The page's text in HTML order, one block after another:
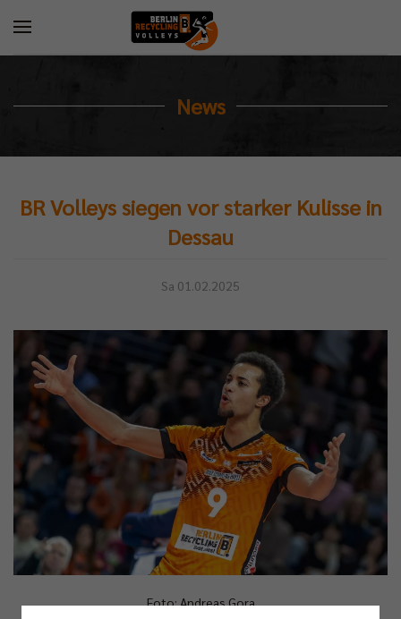
News
BR Volleys siegen vor starker Kulisse in
Dessau
Sa 01.02.2025
Foto: Andreas Gora